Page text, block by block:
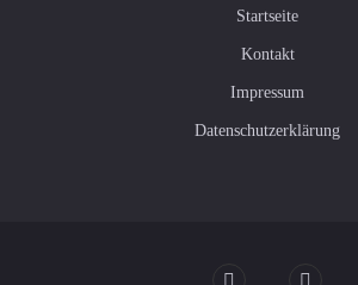
Startseite
Kontakt
Impressum
Datenschutzerklärung